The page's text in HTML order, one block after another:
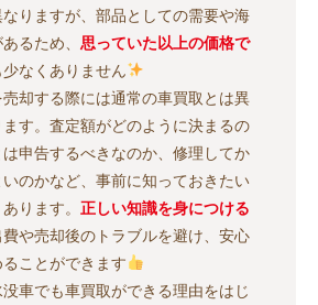
りますが、部品としての需要や海
るため、 思っていた以上の価格で
なくありません
却する際には通常の車買取とは異
す。査定額がどのように決まるの
申告するべきなのか、修理してか
のかなど、事前に知っておきたい
ります。 正しい知識を身につける
や売却後のトラブルを避け、安心
ことができます
車でも車買取ができる理由をはじ